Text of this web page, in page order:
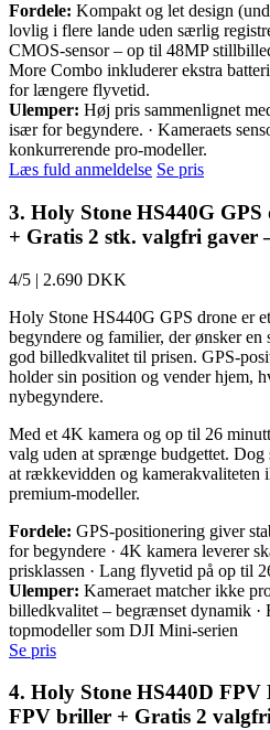
Fordele: Kompakt og let design
lovlig i flere lande uden særlig
CMOS-sensor – op til 48MP
More Combo inkluderer ekstra
for længere flyvetid.
Ulemper: Høj pris sammenlignet
især for begyndere. · Kameraets
konkurrerende pro-modeller.
Læs fuld anmeldelse Se pris
3. Holy Stone HS440G
+ Gratis 2 stk. valgfri gaver
4/5 | 2.690 DKK
Holy Stone HS440G GPS drone er
begyndere og familier, der ønsker
god billedkvalitet til prisen. GPS-
holder sin position og vender hjem,
nybegyndere.
Med et 4K kamera og op til 26
valg uden at sprænge budgettet.
at rækkevidden og kamerakvaliteten
premium-modeller.
Fordele: GPS-positionering giver
for begyndere · 4K kamera leverer
prisklassen · Lang flyvetid på op til
Ulemper: Kameraet matcher ikke
billedkvalitet – begrænset dynamik ·
topmodeller som DJI Mini-serien
Se pris
4. Holy Stone HS440D FPV
FPV briller + Gratis 2